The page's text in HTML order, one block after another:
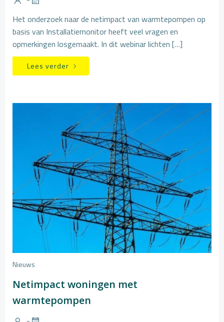
Het onderzoek naar de netimpact van warmtepompen op
basis van Installatiemonitor heeft veel vragen en
opmerkingen losgemaakt. In dit webinar lichten […]
Lees verder
Nieuws
Netimpact woningen met
warmtepompen